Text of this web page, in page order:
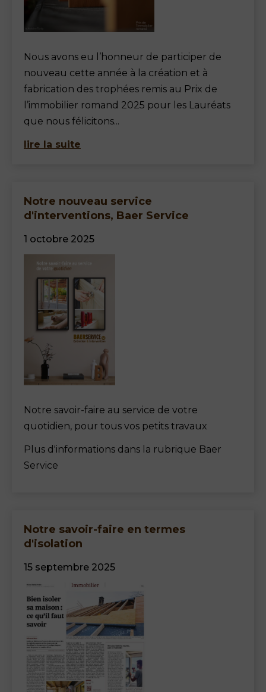
Nous avons eu l’honneur de participer de
nouveau cette année à la création et à
fabrication des trophées remis au Prix de
l’immobilier romand 2025 pour les Lauréats
que nous félicitons...
lire la suite
Notre nouveau service
d'interventions, Baer Service
1 octobre 2025
Notre savoir-faire au service de votre
quotidien, pour tous vos petits travaux
Plus d'informations dans la rubrique Baer
Service
Notre savoir-faire en termes
d'isolation
15 septembre 2025